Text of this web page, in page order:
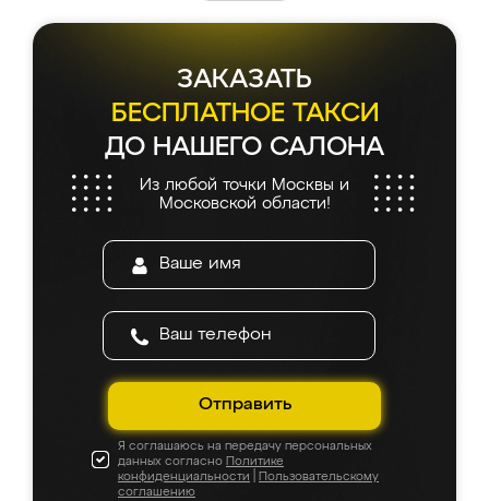
ЗАКАЗАТЬ
БЕСПЛАТНОЕ ТАКСИ
ДО НАШЕГО САЛОНА
Из любой точки Москвы и
Московской области!
Отправить
Я соглашаюсь на передачу персональных
данных согласно Политике
конфиденциальности
Пользовательскому
соглашению